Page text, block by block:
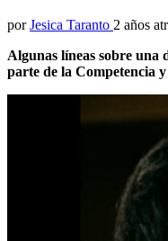
por Jesica Taranto 2 años
Algunas líneas sobre una
parte de la Competencia